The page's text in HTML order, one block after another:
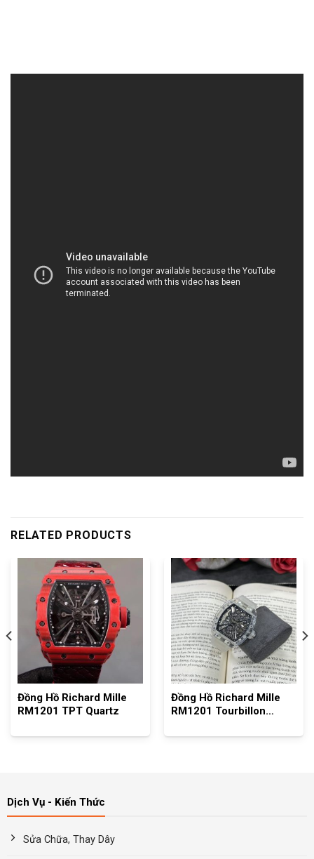
RELATED PRODUCTS
Đồng Hồ Richard Mille
RM1201 TPT Quartz
Đồng Hồ Richard Mille
RM1201 Tourbillon
Dịch Vụ - Kiến Thức
Sửa Chữa, Thay Dây